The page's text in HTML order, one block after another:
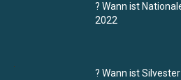
? Wann ist
2022
? Wann ist